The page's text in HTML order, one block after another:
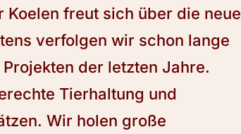
freut sich über die neue
verfolgen wir schon lange
der letzten Jahre.
Tierhaltung und
Wir holen große